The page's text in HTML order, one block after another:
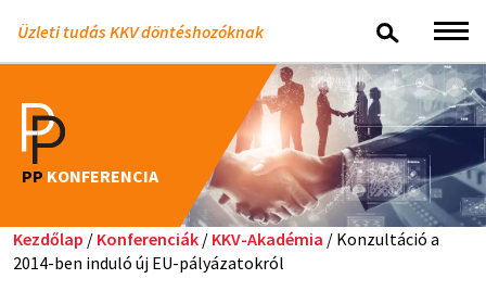
Üzleti tudás KKV döntéshozóknak
PP KONFERENCIA
Kezdőlap / Konferenciák / KKV-Akadémia / Konzultáció a
2014-ben induló új EU-pályázatokról